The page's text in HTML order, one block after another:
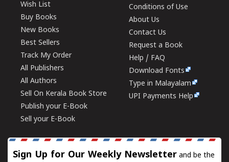
Wish List
Buy Books
New Books
Best Sellers
Track My Order
All Publishers
All Authors
Sell On Kerala Book Store
Publish your E-Book
Sell your E-Book
Conditions of Use
About Us
Contact Us
Request a Book
Help / FAQ
Download Fonts
Type in Malayalam
UPI Payments Help
Sign Up for Our Weekly Newsletter and be the